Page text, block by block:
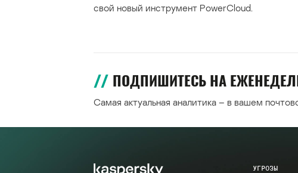
свой новый инструмент PowerCloud.
ПОДПИШИТЕСЬ НА
Самая актуальная аналитика – в вашем
УГРОЗЫ